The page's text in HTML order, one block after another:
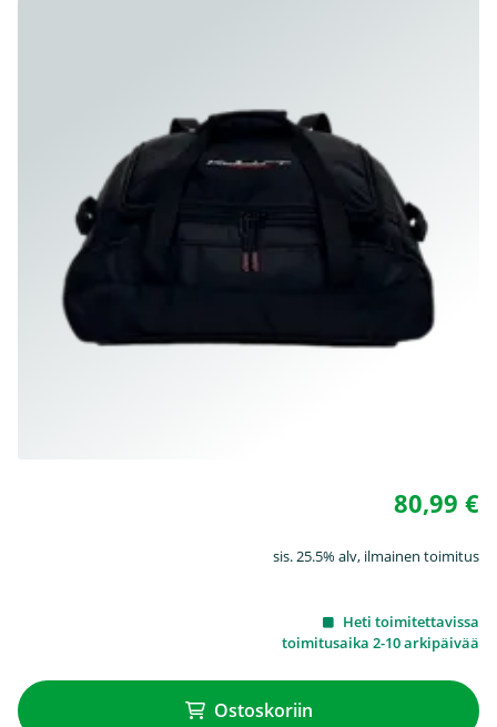
80,99 €
sis. 25.5% alv, ilmainen toimitus
Heti toimitettavissa
toimitusaika 2-10 arkipäivää
Ostoskoriin